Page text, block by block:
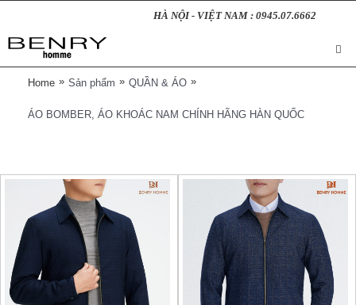
HÀ NỘI - VIỆT NAM : 0945.07.6662
Home » Sản phẩm » QUẦN & ÁO »
ÁO BOMBER, ÁO KHOÁC NAM CHÍNH HÃNG HÀN QUỐC